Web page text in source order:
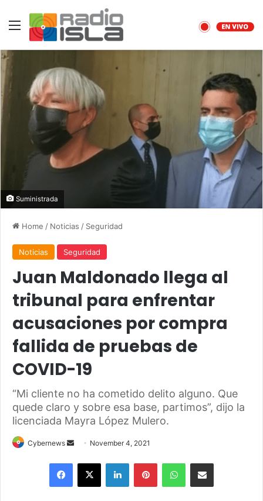
Menu
Suministrada
Home / Noticias / Seguridad
Noticias Seguridad
Juan Maldonado llega al
tribunal para enfrentar
acusaciones por compra
fallida de pruebas de
COVID-19
“Mi cliente no ha cometido delito alguno. Que
quede claro y sobre esa base, partimos”, dijo la
licenciada Mayra López Mulero.
Cybernews
Send
email
November 4, 2021
Facebook
X LinkedInPinterestWhatsAppShare via Email